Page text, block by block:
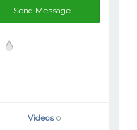
Send Message
Videos 0